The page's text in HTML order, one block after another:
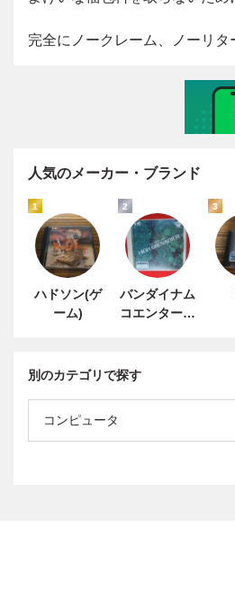
人気のメーカー・ブランド
1
ハドソン(ゲ
ーム)
2
バンダイナム
コエンターテ
3
別のカテゴリで探す
コンピュータ